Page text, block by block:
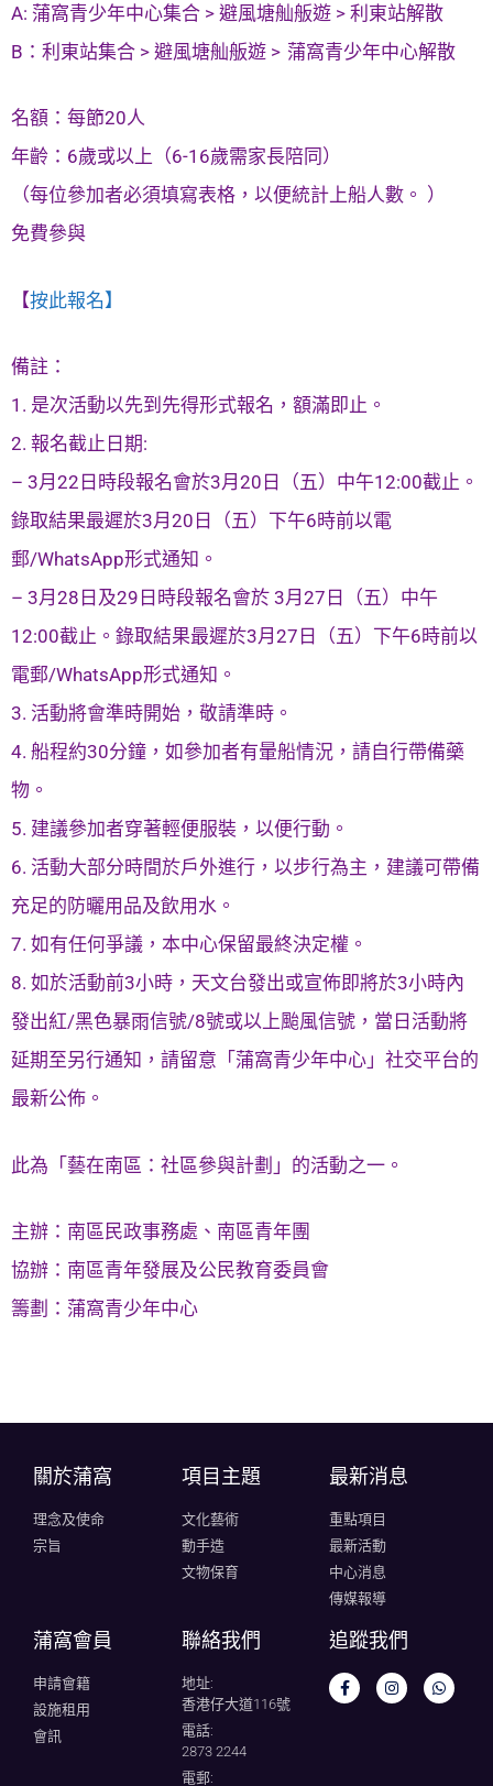
A: 蒲窩青少年中心集合 > 避風塘舢舨遊 > 利東站解散
B：利東站集合 > 避風塘舢舨遊 > 蒲窩青少年中心解散
名額：每節20人
年齡：6歲或以上（6-16歲需家長陪同）
（每位參加者必須填寫表格，以便統計上船人數。 ）
免費參與
【按此報名】
備註：
1. 是次活動以先到先得形式報名，額滿即止。
2. 報名截止日期:
– 3月22日時段報名會於3月20日（五）中午12:00截止。
錄取結果最遲於3月20日（五）下午6時前以電
郵/WhatsApp形式通知。
– 3月28日及29日時段報名會於 3月27日（五）中午
12:00截止。錄取結果最遲於3月27日（五）下午6時前以
電郵/WhatsApp形式通知。
3. 活動將會準時開始，敬請準時。
4. 船程約30分鐘，如參加者有暈船情況，請自行帶備藥
物。
5. 建議參加者穿著輕便服裝，以便行動。
6. 活動大部分時間於戶外進行，以步行為主，建議可帶備
充足的防曬用品及飲用水。
7. 如有任何爭議，本中心保留最終決定權。
8. 如於活動前3小時，天文台發出或宣佈即將於3小時內
發出紅/黑色暴雨信號/8號或以上颱風信號，當日活動將
延期至另行通知，請留意「蒲窩青少年中心」社交平台的
最新公佈。
此為「藝在南區：社區參與計劃」的活動之一。
主辦：南區民政事務處、南區青年團
協辦：南區青年發展及公民教育委員會
籌劃：蒲窩青少年中心
關於蒲窩​
理念及使命
宗旨
項目主題
文化藝術
動手造
文物保育
最新消息
重點項目
最新活動
中心消息
傳媒報導
蒲窩會員
申請會籍
設施租用
會訊
聯絡我們
地址:
香港仔大道116號
電話:
2873 2244
電郵:
追蹤我們